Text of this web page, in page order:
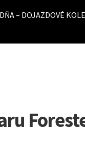
– DOJAZDOVÉ